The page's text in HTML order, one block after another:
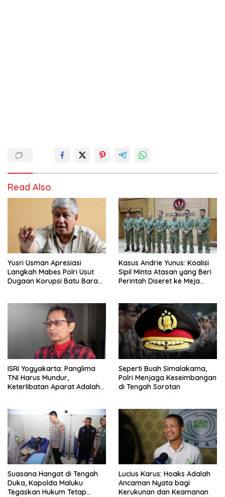
Read Also
Yusri Usman Apresiasi
Langkah Mabes Polri Usut
Dugaan Korupsi Batu Bara
Kasus Andrie Yunus: Koalisi
Sipil Minta Atasan yang Beri
Perintah Diseret ke Meja
ISRI Yogyakarta: Panglima
TNI Harus Mundur,
Keterlibatan Aparat Adalah
Seperti Buah Simalakama,
Polri Menjaga Keseimbangan
di Tengah Sorotan
Suasana Hangat di Tengah
Duka, Kapolda Maluku
Tegaskan Hukum Tetap
Lucius Karus: Hoaks Adalah
Ancaman Nyata bagi
Kerukunan dan Keamanan